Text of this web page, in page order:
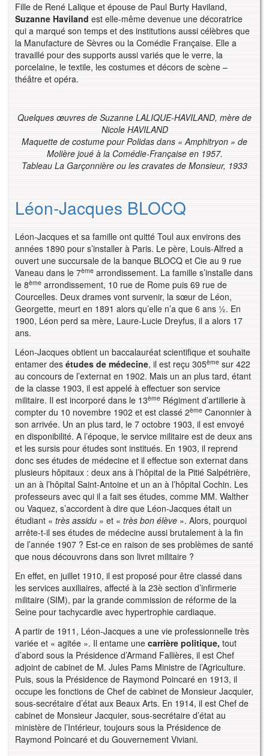
Fille de René Lalique et épouse de Paul Burty Haviland,
Suzanne Haviland est elle-même devenue une décoratrice
qui a marqué son temps et des institutions aussi célèbres que
la Manufacture de Sèvres ou la Comédie Française. Elle a
travaillé pour des supports aussi variés que le verre, la
porcelaine, le textile, les costumes et décors de scène –
théâtre et opéra.
Quelques œuvres de Suzanne LALIQUE-HAVILAND, mère de
Nicole HAVILAND
Maquette de costume pour Polidas dans « Amphitryon » de
Molière joué à la Comédie-Française en 1957.
Tableau La Garçonnière ou les cravates de Monsieur, 1933
Léon-Jacques BLOCQ
Léon-Jacques et sa famille ont quitté Toul aux environs des
années 1890 pour s’installer à Paris. Le père, Louis-Alfred a
ouvert une succursale de la banque BLOCQ et Cie au 9 rue
Vaneau dans le 7ème arrondissement. La famille s’installe dans
le 8ème arrondissement, 10 rue de Rome puis 69 rue de
Courcelles. Deux drames vont survenir, la sœur de Léon,
Georgette, meurt en 1891 alors qu’elle n’a que 6 ans ½. En
1900, Léon perd sa mère, Laure-Lucie Dreyfus, il a alors 17
ans.
Léon-Jacques obtient un baccalauréat scientifique et souhaite
entamer des études de médecine, il est reçu 305ème sur 422
au concours de l’externat en 1902. Mais un an plus tard, étant
de la classe 1903, il est appelé à effectuer son service
militaire. Il est incorporé dans le 13ème Régiment d’artillerie à
compter du 10 novembre 1902 et est classé 2ème Canonnier à
son arrivée. Un an plus tard, le 7 octobre 1903, il est envoyé
en disponibilité. A l’époque, le service militaire est de deux ans
et les sursis pour études sont institués. En 1903, il reprend
donc ses études de médecine et il effectue son externat dans
plusieurs hôpitaux : deux ans à l’hôpital de la Pitié Salpétrière,
un an à l’hôpital Saint-Antoine et un an à l’hôpital Cochin. Les
professeurs avec qui il a fait ses études, comme MM. Walther
ou Vaquez, s’accordent à dire que Léon-Jacques était un
étudiant « très assidu » et « très bon élève ». Alors, pourquoi
arrête-t-il ses études de médecine aussi brutalement à la fin
de l’année 1907 ? Est-ce en raison de ses problèmes de santé
que nous découvrons dans son livret militaire ?
En effet, en juillet 1910, il est proposé pour être classé dans
les services auxiliaires, affecté à la 23è section d’infirmerie
militaire (SIM), par la grande commission de réforme de la
Seine pour tachycardie avec hypertrophie cardiaque.
A partir de 1911, Léon-Jacques a une vie professionnelle très
variée et « agitée ». Il entame une carrière politique, tout
d’abord sous la Présidence d’Armand Fallières, il est Chef
adjoint de cabinet de M. Jules Pams Ministre de l’Agriculture.
Puis, sous la Présidence de Raymond Poincaré en 1913, il
occupe les fonctions de Chef de cabinet de Monsieur Jacquier,
sous-secrétaire d’état aux Beaux Arts. En 1914, il est Chef de
cabinet de Monsieur Jacquier, sous-secrétaire d’état au
ministère de l’Intérieur, toujours sous la Présidence de
Raymond Poincaré et du Gouvernement Viviani.